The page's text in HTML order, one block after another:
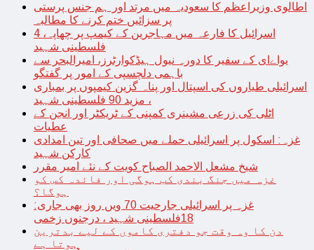
اطالوی وزیراعظم کا سعودیہ میں مرتد اور ہم جنس پرستی
پر سزائیں ختم کرنے کا مطالبہ
اسرائیل کا فارعہ میں مہاجرین کے کیمپ پر چھاپہ، 4
فلسطینی شہید
یواےای کے سفیر کا دورہ نیول ہیڈکوارٹرز، امیرالبحر سے
باہمی دلچسپی کے امور پر گفتگو
اسرائیلی طیاروں کی اسپتال اور پناہ گزین کیمپوں پر بمباری
، مزید 90 فلسطینی شہید
اٹلی کی زرعی مشینری کمپنی کے ٹریکٹر اور انجن کے
عطیات
غزہ: اسکول پر اسرائیلی حملے میں صحافی اور تین امدادی
کارکن شہید
شیخ مشعل الاحمد الصباح کویت کے نئے امیر مقرر
غزہ میں جنگ بندی کب ہوگی اور فائدہ کس کو
ہوگا؟
غزہ پر اسرائیلی جارحیت 70 ویں روز بھی جاری:
18فلسطینی شہید ، درجنوں زخمی
دن کا وہ وقت جو دفتری کاموں کے لیے بدترین
ہوتا ہے